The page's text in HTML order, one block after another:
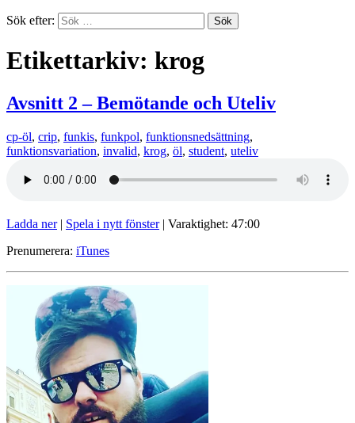
Sök efter:
Etikettarkiv: krog
Avsnitt 2 – Bemötande och Uteliv
cp-öl, crip, funkis, funkpol, funktionsnedsättning,
funktionsvariation, invalid, krog, öl, student, uteliv
Ladda ner| Spela i nytt fönster| Varaktighet: 47:00
Prenumerera: iTunes